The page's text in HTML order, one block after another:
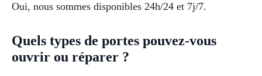
Oui, nous sommes disponibles 24h/24 et 7j/7.
Quels types de portes pouvez-vous
ouvrir ou réparer ?